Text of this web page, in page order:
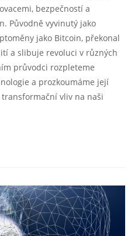
bezpečností a
Původně vyvinutý jako
jako Bitcoin, překonal
a slibuje revoluci v různých
průvodci rozpleteme
a prozkoumáme její
vliv na naši